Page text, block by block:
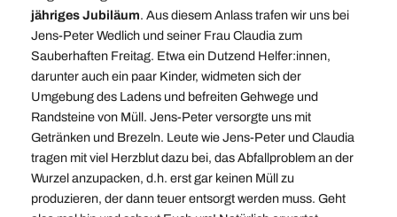
jähriges Jubiläum. Aus diesem Anlass trafen wir uns bei
Jens-Peter Wedlich und seiner Frau Claudia zum
Sauberhaften Freitag. Etwa ein Dutzend Helfer:innen,
darunter auch ein paar Kinder, widmeten sich der
Umgebung des Ladens und befreiten Gehwege und
Randsteine von Müll. Jens-Peter versorgte uns mit
Getränken und Brezeln. Leute wie Jens-Peter und Claudia
tragen mit viel Herzblut dazu bei, das Abfallproblem an der
Wurzel anzupacken, d.h. erst gar keinen Müll zu
produzieren, der dann teuer entsorgt werden muss. Geht